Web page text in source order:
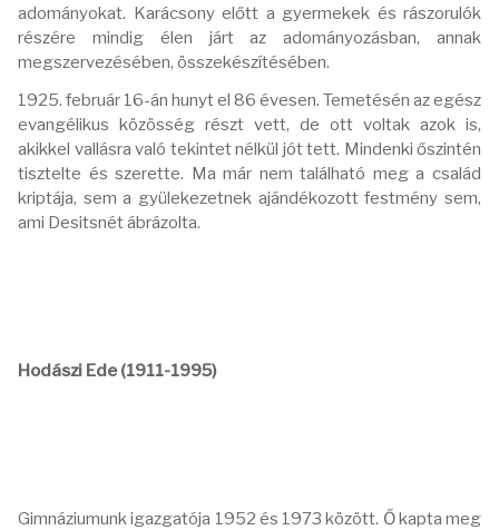
adományokat. Karácsony előtt a gyermekek és rászorulók
részére mindig élen járt az adományozásban, annak
megszervezésében, összekészítésében.
1925. február 16-án hunyt el 86 évesen. Temetésén az egész
evangélikus közösség részt vett, de ott voltak azok is,
akikkel vallásra való tekintet nélkül jót tett. Mindenki őszintén
tisztelte és szerette. Ma már nem található meg a család
kriptája, sem a gyülekezetnek ajándékozott festmény sem,
ami Desitsnét ábrázolta.
Hodászi Ede (1911-1995)
Gimnáziumunk igazgatója 1952 és 1973 között. Ő kapta meg